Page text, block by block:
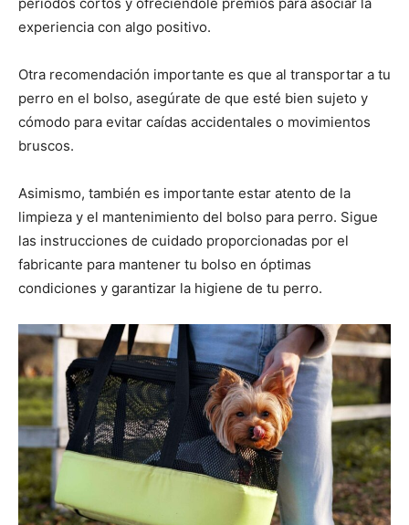
experiencia con algo positivo.
Otra recomendación importante es que al transportar a tu
perro en el bolso, asegúrate de que esté bien sujeto y
cómodo para evitar caídas accidentales o movimientos
bruscos.
Asimismo, también es importante estar atento de la
limpieza y el mantenimiento del bolso para perro. Sigue
las instrucciones de cuidado proporcionadas por el
fabricante para mantener tu bolso en óptimas
condiciones y garantizar la higiene de tu perro.